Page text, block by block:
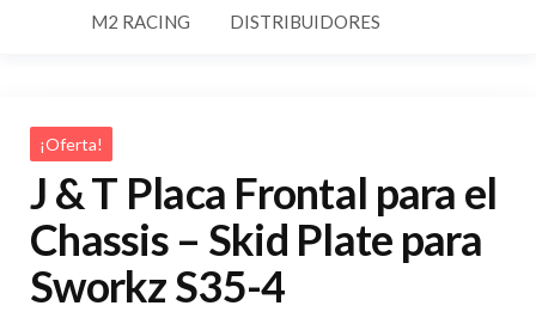
M2 RACING DISTRIBUIDORES
¡Oferta!
J & T Placa Frontal para el
Chassis – Skid Plate para
Sworkz S35-4